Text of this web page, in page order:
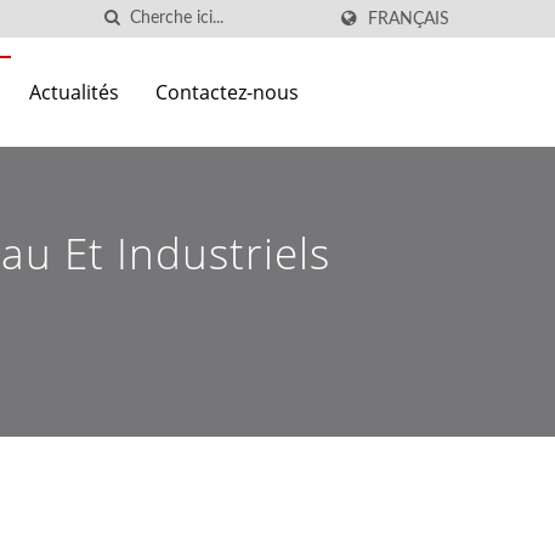
FRANÇAIS
Actualités Contactez-nous
Et Industriels